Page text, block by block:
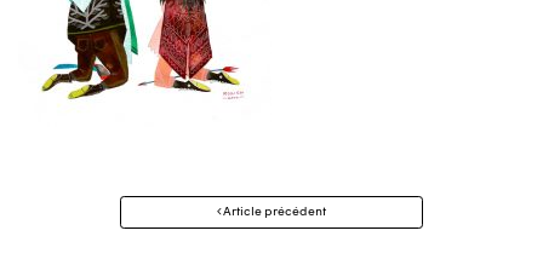
Navigation
Article précédent